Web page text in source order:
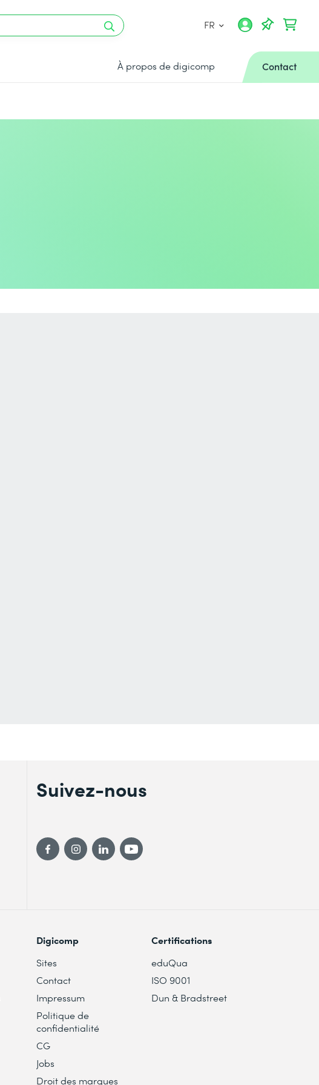
FR
À propos de digicomp Contact
Suivez-nous
Digicomp
Sites
Contact
Impressum
Politique de
confidentialité
CG
Jobs
Droit des marques
Certifications
eduQua
ISO 9001
Dun & Bradstreet